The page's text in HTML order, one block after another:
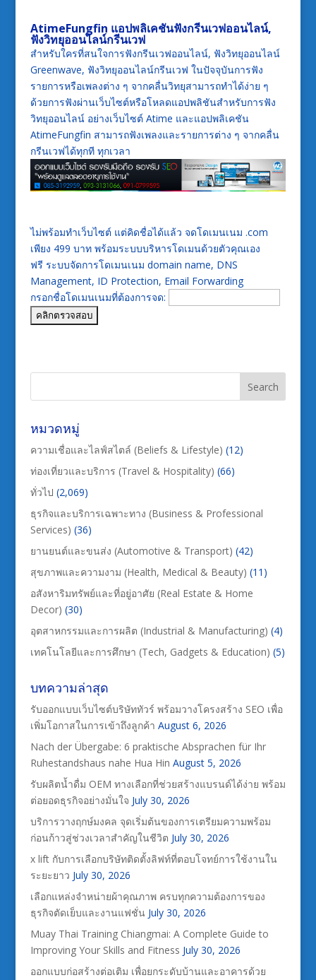
AtimeFungfin แอปพลิเคชันฟังกรีนเวฟออนไลน์,
ฟังวิทยุออนไลน์กรีนเวฟ
สำหรับใครที่สนใจการฟังกรีนเวฟออนไลน์, ฟังวิทยุออนไลน์
Greenwave, ฟังวิทยุออนไลน์กรีนเวฟ ในปัจจุบันการฟัง
รายการหรือเพลงต่าง ๆ จากคลื่นวิทยุสามารถทำได้ง่าย ๆ
ด้วยการฟังผ่านเว็บไซต์หรือโหลดแอปพลิชันสำหรับการฟัง
วิทยุออนไลน์ อย่างเว็บไซต์ Atime และแอปพลิเคชัน
AtimeFungfin สามารถฟังเพลงและรายการต่าง ๆ จากคลื่น
กรีนเวฟได้ทุกที ทุกเวลา
ไม่พร้อมทำเว็บไซต์ แต่คิดชื่อได้แล้ว จดโดเมนเนม .com
เพียง 499 บาท พร้อมระบบบริหารโดเมนด้วยตัวคุณเอง
ฟรี ระบบจัดการโดเมนเนม domain name, DNS
Management, ID Protection, Email Forwarding
กรอกชื่อโดเมนเนมที่ต้องการจด:
หมวดหมู่
ความเชื่อและไลฟ์สไตล์ (Beliefs & Lifestyle) (12)
ท่องเที่ยวและบริการ (Travel & Hospitality) (66)
ทั่วไป (2,069)
ธุรกิจและบริการเฉพาะทาง (Business & Professional
Services) (36)
ยานยนต์และขนส่ง (Automotive & Transport) (42)
สุขภาพและความงาม (Health, Medical & Beauty) (11)
อสังหาริมทรัพย์และที่อยู่อาศัย (Real Estate & Home
Decor) (30)
อุตสาหกรรมและการผลิต (Industrial & Manufacturing) (4)
เทคโนโลยีและการศึกษา (Tech, Gadgets & Education) (5)
บทความล่าสุด
รับออกแบบเว็บไซต์บริษัททัวร์ พร้อมวางโครงสร้าง SEO เพื่อ
เพิ่มโอกาสในการเข้าถึงลูกค้า August 6, 2026
Nach der Übergabe: 6 praktische Absprachen für Ihr
Ruhestandshaus nahe Hua Hin August 5, 2026
รับผลิตน้ำดื่ม OEM ทางเลือกที่ช่วยสร้างแบรนด์ได้ง่าย พร้อม
ต่อยอดธุรกิจอย่างมั่นใจ July 30, 2026
บริการวางฤกษ์มงคล จุดเริ่มต้นของการเตรียมความพร้อม
ก่อนก้าวสู่ช่วงเวลาสำคัญในชีวิต July 30, 2026
x lift กับการเลือกบริษัทติดตั้งลิฟท์ที่ตอบโจทย์การใช้งานใน
ระยะยาว July 30, 2026
เลือกแหล่งจำหน่ายผ้าคุณภาพ ครบทุกความต้องการของ
ธุรกิจตัดเย็บและงานแฟชั่น July 30, 2026
Muay Thai Training Chiangmai: A Complete Guide to
Improving Your Skills and Fitness July 30, 2026
ออกแบบก่อสร้างต่อเติม เพื่อยกระดับบ้านและอาคารด้วย